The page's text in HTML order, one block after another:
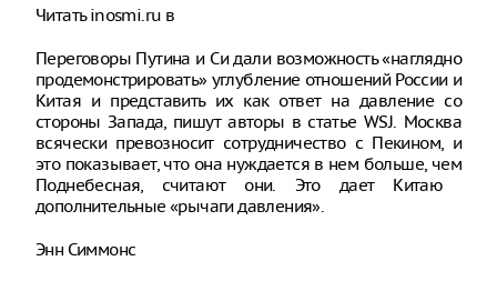
Читать inosmi.ru в
Переговоры Путина и Си дали возможность «наглядно
продемонстрировать» углубление отношений России и
Китая и представить их как ответ на давление со
стороны Запада, пишут авторы в статье WSJ. Москва
всячески превозносит сотрудничество с Пекином, и
это показывает, что она нуждается в нем больше, чем
Поднебесная, считают они. Это дает Китаю ​
дополнительные «рычаги давления».
Энн Симмонс